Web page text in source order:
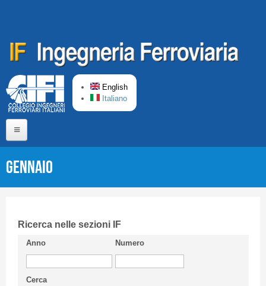
English
Italiano
Short presentation CIFI
Guideline
Gennaio
Ricerca nelle sezioni IF
Anno Numero
Cerca